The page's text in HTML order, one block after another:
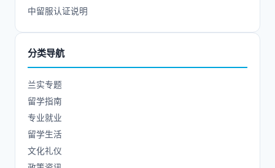
中留服认证说明
分类导航
兰实专题
留学指南
专业就业
留学生活
文化礼仪